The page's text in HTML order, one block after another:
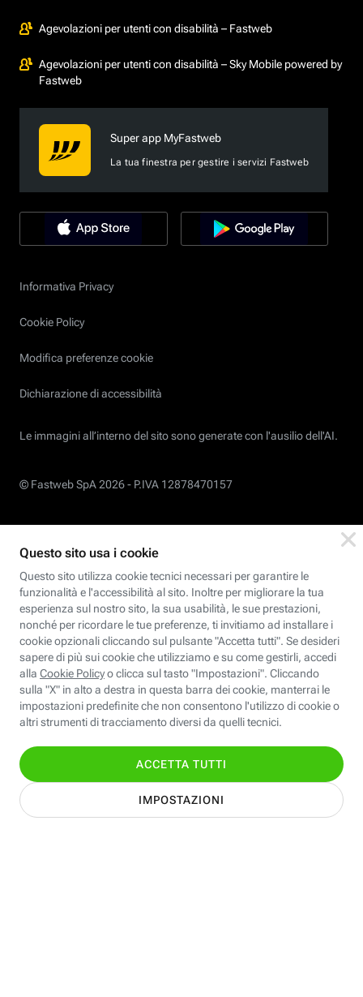
Agevolazioni per utenti con disabilità – Fastweb
Agevolazioni per utenti con disabilità – Sky Mobile powered by
Fastweb
Super app MyFastweb
La tua finestra per gestire i servizi Fastweb
Informativa Privacy
Cookie Policy
Modifica preferenze cookie
Dichiarazione di accessibilità
Le immagini all’interno del sito sono generate con l'ausilio dell'AI.
© Fastweb SpA 2026 - P.IVA 12878470157